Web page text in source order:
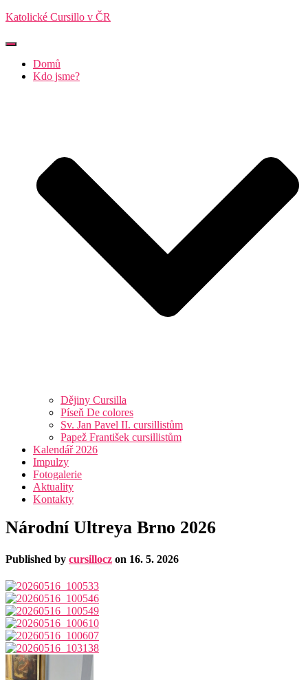
Katolické Cursillo v ČR
Přepnout
navigaciDomů
Kdo jsme?
Dějiny Cursilla
Píseň De colores
Sv. Jan Pavel II. cursillistům
Papež František cursillistům
Kalendář 2026
Impulzy
Fotogalerie
Aktuality
Kontakty
Národní Ultreya Brno 2026
Published by cursillocz on 16. 5. 2026